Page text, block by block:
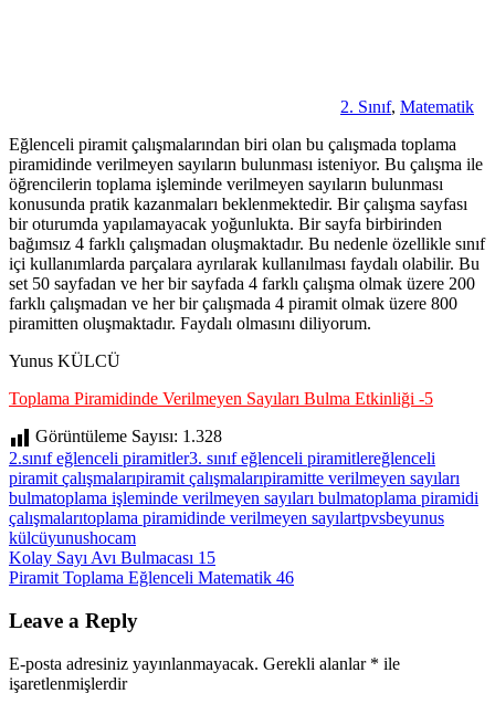
2. Sınıf, Matematik
Eğlenceli piramit çalışmalarından biri olan bu çalışmada toplama
piramidinde verilmeyen sayıların bulunması isteniyor. Bu çalışma ile
öğrencilerin toplama işleminde verilmeyen sayıların bulunması
konusunda pratik kazanmaları beklenmektedir. Bir çalışma sayfası
bir oturumda yapılamayacak yoğunlukta. Bir sayfa birbirinden
bağımsız 4 farklı çalışmadan oluşmaktadır. Bu nedenle özellikle sınıf
içi kullanımlarda parçalara ayrılarak kullanılması faydalı olabilir. Bu
set 50 sayfadan ve her bir sayfada 4 farklı çalışma olmak üzere 200
farklı çalışmadan ve her bir çalışmada 4 piramit olmak üzere 800
piramitten oluşmaktadır. Faydalı olmasını diliyorum.
Yunus KÜLCÜ
Toplama Piramidinde Verilmeyen Sayıları Bulma Etkinliği -5
Görüntüleme Sayısı: 1.328
2.sınıf eğlenceli piramitler3. sınıf eğlenceli piramitlereğlenceli
piramit çalışmalarıpiramit çalışmalarıpiramitte verilmeyen sayıları
bulmatoplama işleminde verilmeyen sayıları bulmatoplama piramidi
çalışmalarıtoplama piramidinde verilmeyen sayılartpvsbeyunus
külcüyunushocam
Yazı
gezinmesi
Previous
Post:
Kolay Sayı Avı Bulmacası 15
Next
Piramit Toplama Eğlenceli Matematik 46
Leave a Reply
E-posta adresiniz yayınlanmayacak. Gerekli alanlar * ile
işaretlenmişlerdir